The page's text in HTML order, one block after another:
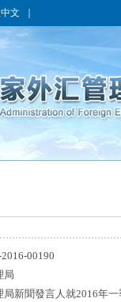
文
00190
局
局新聞發言人就2016年